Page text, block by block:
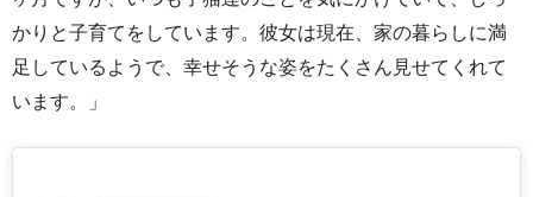
かりと子育てをしています。彼女は現在、家の暮らしに満
足しているようで、幸せそうな姿をたくさん見せてくれて
います。」